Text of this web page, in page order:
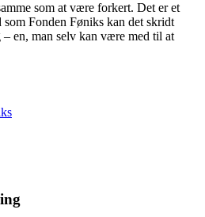
som at være forkert. Det er et
som Fonden Føniks kan det skridt
en, man selv kan være med til at